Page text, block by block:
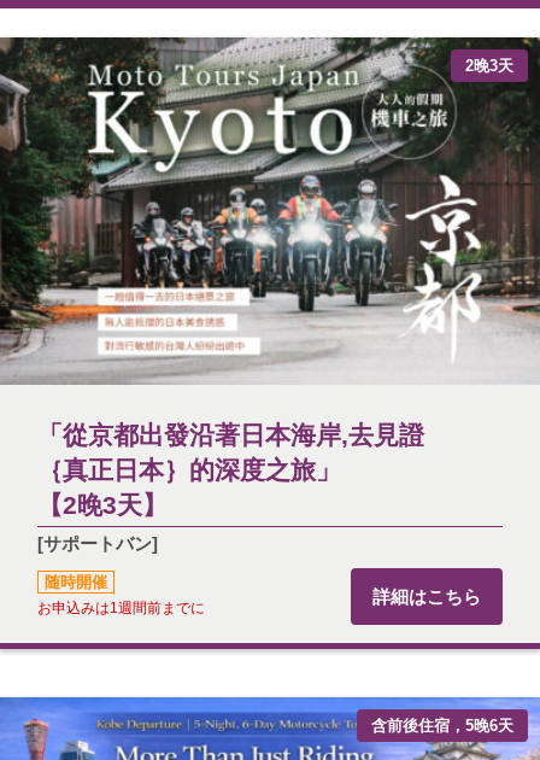
2晚3天
「從京都出發沿著日本海岸,去見證
｛真正日本｝的深度之旅」
【2晚3天】
[サポートバン]
随時開催
お申込みは1週間前までに
詳細はこちら
含前後住宿，5晚6天